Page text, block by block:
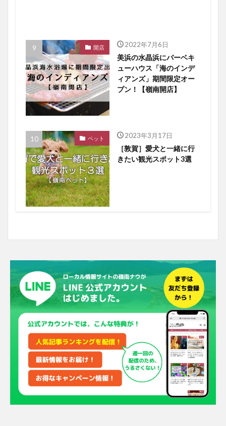
開店 2022年7月6日
美浜の水晶浜にバーベキ
ューハウス「海のインデ
ィアンズ」期間限定オー
プン！【嶺南開店】
ペット 2023年3月17日
［敦賀］愛犬と一緒に行
きたい観光スポット3選